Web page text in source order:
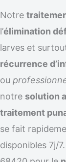
Notre
l’élimination
larves et
récurrence
ou
notre solution
traitement
se fait
disponibles 7j/